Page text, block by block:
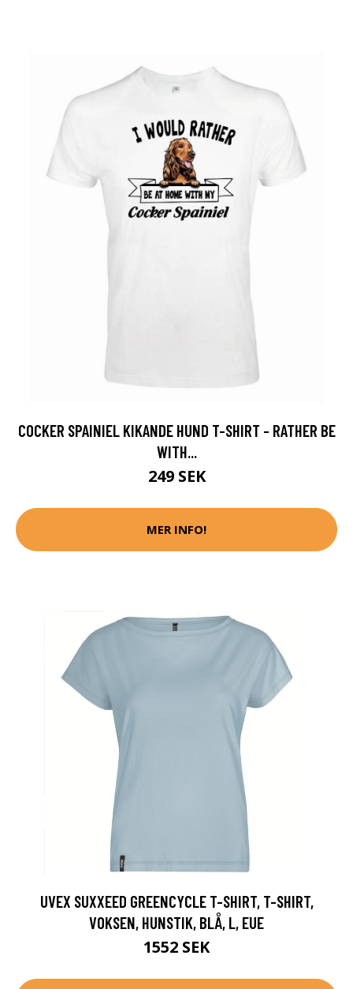
COCKER SPAINIEL KIKANDE HUND T-SHIRT - RATHER BE
WITH...
249 SEK
MER INFO!
UVEX SUXXEED GREENCYCLE T-SHIRT, T-SHIRT,
VOKSEN, HUNSTIK, BLÅ, L, EUE
1552 SEK